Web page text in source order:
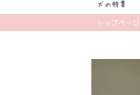
犬の特集
トップページ